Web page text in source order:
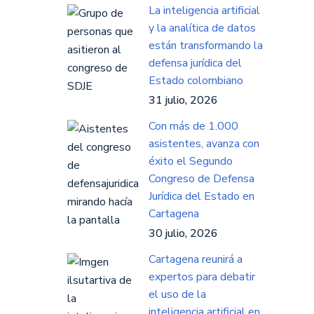
La inteligencia artificial
y la analítica de datos
están transformando la
defensa jurídica del
Estado colombiano
31 julio, 2026
Con más de 1.000
asistentes, avanza con
éxito el Segundo
Congreso de Defensa
Jurídica del Estado en
Cartagena
30 julio, 2026
Cartagena reunirá a
expertos para debatir
el uso de la